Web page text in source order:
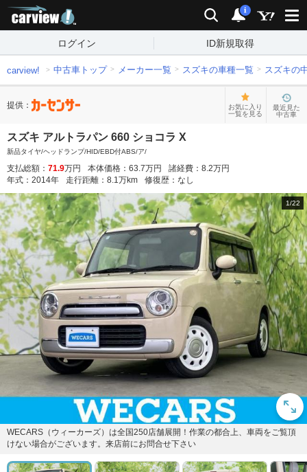
検索 通知
i
ログイン ID新規取得
carview! 中古車トップ メーカー一覧 スズキの車種一覧 スズキの
提供：
お気に入り
一覧を見る
最近見た
中古車
スズキ アルトラパン 660 ショコラ X
新品タイヤ/ヘッドランプ/HID/EBD付ABS/ア/
支払総額： 71.9万円 本体価格： 63.7万円 諸経費： 8.2万円
年式： 2014年 走行距離： 8.1万km 修復歴： なし
1/22
WECARS（ウィーカーズ）は全国250店舗展開！作業の都合上、車両をご覧頂
けない場合がございます。来店前にお問合せ下さい